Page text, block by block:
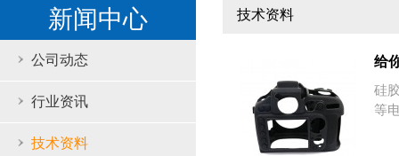
新闻中心
公司动态
行业资讯
技术资料
技术资料
给
硅
等